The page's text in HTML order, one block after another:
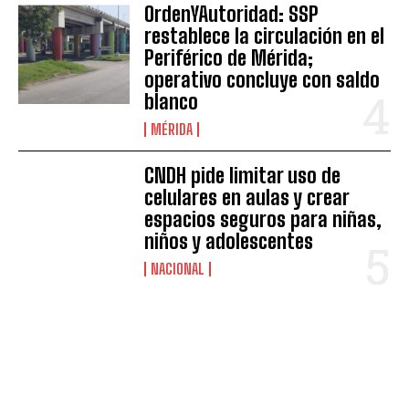
OrdenYAutoridad: SSP
restablece la circulación en el
Periférico de Mérida;
operativo concluye con saldo
blanco
MÉRIDA
CNDH pide limitar uso de
celulares en aulas y crear
espacios seguros para niñas,
niños y adolescentes
NACIONAL